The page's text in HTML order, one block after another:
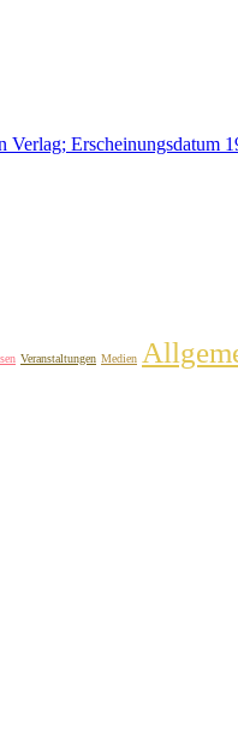
Erscheinungsdatum
Veranstaltungen Medien